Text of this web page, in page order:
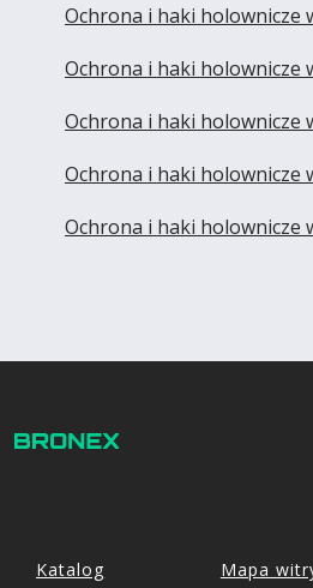
Ochrona i haki holownicze
Ochrona i haki holownicze
Ochrona i haki holownicze
Ochrona i haki holownicze
Ochrona i haki holownicze
Katalog
Mapa